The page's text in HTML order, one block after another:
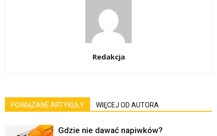
Redakcja
POWIĄZANE ARTYKUŁY WIĘCEJ OD AUTORA
Gdzie nie dawać napiwków?